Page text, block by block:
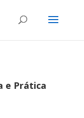
e Prática